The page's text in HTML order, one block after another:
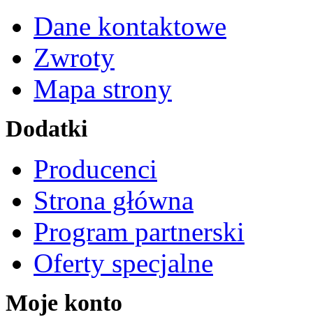
Dane kontaktowe
Zwroty
Mapa strony
Dodatki
Producenci
Strona główna
Program partnerski
Oferty specjalne
Moje konto